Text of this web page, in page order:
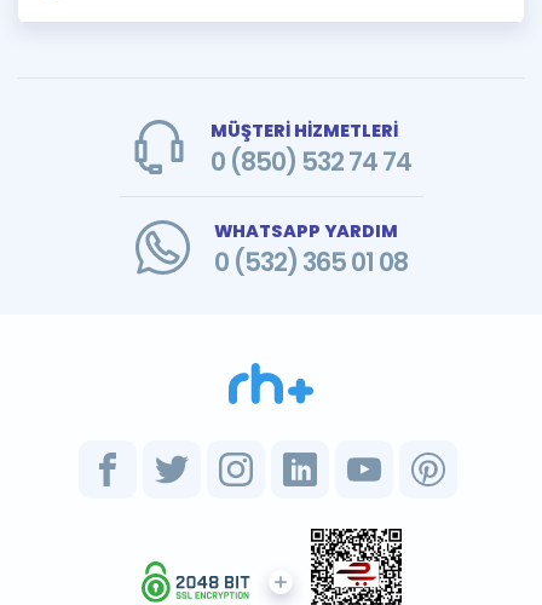
MÜŞTERİ HİZMETLERİ
0 (850) 532 74 74
WHATSAPP YARDIM
0 (532) 365 01 08